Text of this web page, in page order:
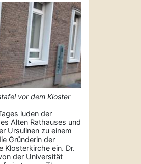
vor dem Kloster
luden der
Alten Rathauses und
Ursulinen zu einem
Gründerin der
Klosterkirche ein. Dr.
der Universität